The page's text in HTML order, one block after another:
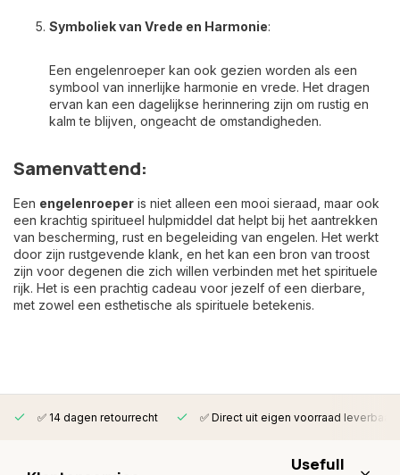
Symboliek van Vrede en Harmonie:
Een engelenroeper kan ook gezien worden als een
symbool van innerlijke harmonie en vrede. Het dragen
ervan kan een dagelijkse herinnering zijn om rustig en
kalm te blijven, ongeacht de omstandigheden.
Samenvattend:
Een engelenroeper is niet alleen een mooi sieraad, maar ook
een krachtig spiritueel hulpmiddel dat helpt bij het aantrekken
van bescherming, rust en begeleiding van engelen. Het werkt
door zijn rustgevende klank, en het kan een bron van troost
zijn voor degenen die zich willen verbinden met het spirituele
rijk. Het is een prachtig cadeau voor jezelf of een dierbare,
met zowel een esthetische als spirituele betekenis.
✅ 14 dagen retourrecht ✅ Direct uit eigen voorraad leverbaar
Usefull